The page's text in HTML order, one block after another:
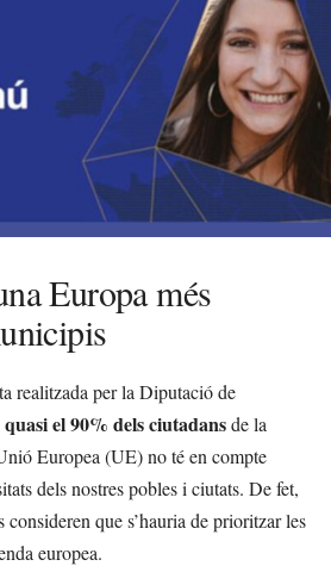
Europa més
realitzada per la Diputació de
quasi el 90% dels ciutadansde la
Europea (UE) no té en compte
dels nostres pobles i ciutats. De fet,
consideren que s’hauria de prioritzar les
europea.